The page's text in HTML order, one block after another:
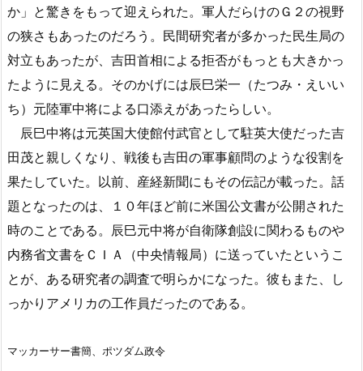
か」と驚きをもって迎えられた。軍人だらけのＧ２の視野
の狭さもあったのだろう。民間研究者が多かった民生局の
対立もあったが、吉田首相による拒否がもっとも大きかっ
たように見える。そのかげには辰巳栄一（たつみ・えいい
ち）元陸軍中将による口添えがあったらしい。
辰巳中将は元英国大使館付武官として駐英大使だった吉
田茂と親しくなり、戦後も吉田の軍事顧問のような役割を
果たしていた。以前、産経新聞にもその伝記が載った。話
題となったのは、１０年ほど前に米国公文書が公開された
時のことである。辰巳元中将が自衛隊創設に関わるものや
内務省文書をＣＩＡ（中央情報局）に送っていたというこ
とが、ある研究者の調査で明らかになった。彼もまた、し
っかりアメリカの工作員だったのである。
マッカーサー書簡、ポツダム政令